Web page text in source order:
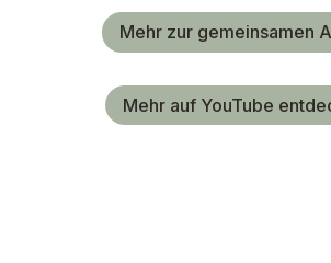
Mehr zur gemeinsamen
Mehr auf YouTube